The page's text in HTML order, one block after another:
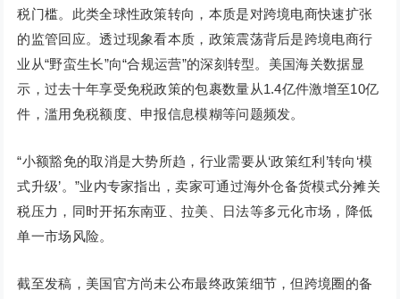
税门槛。此类全球性政策转向，本质是对跨境电商快速扩张
的监管回应。透过现象看本质，政策震荡背后是跨境电商行
业从“野蛮生长”向“合规运营”的深刻转型。美国海关数据显
示，过去十年享受免税政策的包裹数量从1.4亿件激增至10亿
件，滥用免税额度、申报信息模糊等问题频发。
“小额豁免的取消是大势所趋，行业需要从‘政策红利’转向‘模
式升级’。”业内专家指出，卖家可通过海外仓备货模式分摊关
税压力，同时开拓东南亚、拉美、日法等多元化市场，降低
单一市场风险。
截至发稿，美国官方尚未公布最终政策细节，但跨境圈的备